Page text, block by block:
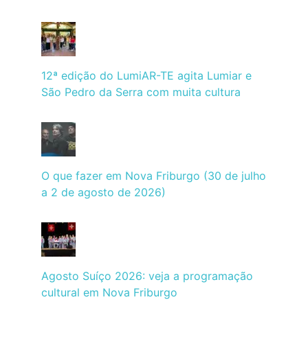
12ª edição do LumiAR-TE agita Lumiar e
São Pedro da Serra com muita cultura
O que fazer em Nova Friburgo (30 de julho
a 2 de agosto de 2026)
Agosto Suíço 2026: veja a programação
cultural em Nova Friburgo